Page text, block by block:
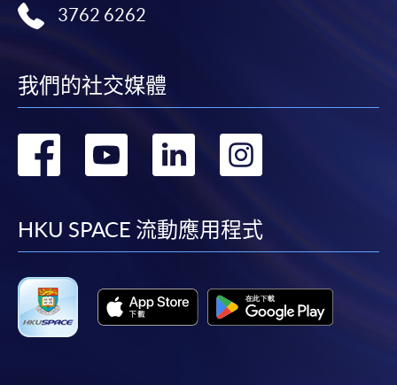
在網上報名過程中，付款成功後，網頁將顯示付款
除特殊情況(例如課程因報名人數不足而被取消)及
法例規定外，一切已繳費用，概不退還。
如須甄選入學，則正式收據並不可作為 閣下已獲
取錄的證明。學院將在截止報名日期後儘快通知申
請者是否獲取錄。落選的申請人將獲退還已繳交的
免責聲明
本學院為學院開設的其中一些課程提供在線服務的平台。雖然
3762 6262
我們的社交媒體
轉
facebook
轉
youtube
轉
linkedin
HKU SPACE 流動應用程式